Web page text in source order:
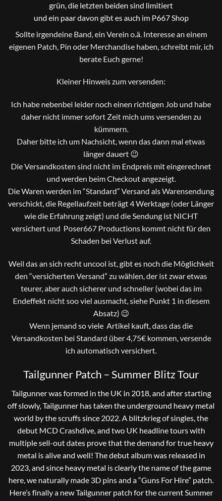
grün, die letzten beiden sind limitiert
und ein paar davon gibt es auch im P667 Shop
Sollte irgendeine Band, ein Verein o.ä. Interesse an einem
eigenen Patch, Pin oder Merchandise haben, schreibt mir, ich
berate Euch gerne!
Kleiner Hinweis zum versenden:
Ich habe nebenbei leider noch einen richtigen Job und habe
daher nicht immer sofort Zeit mich ums versenden zu
kümmern.
Daher bitte ich um Nachsicht, wenn das dann mal etwas
länger dauert 😉
Die Versandkosten sind nicht im Endpreis mit eingerechnet
und werden beim Checkout angezeigt.
Die Waren werden im “Standard” Versand als Warensendung
verschickt, die Regellaufzeit beträgt 4 Werktage (oder Länger
wie die Erfahrung zeigt) und die Sendung ist NICHT
versichert und Poser667 Productions kommt nicht für den
Schaden bei Verlust auf.
Weil das an sich recht uncool ist, gibt es noch die Möglichkeit
den “versicherten Versand” zu wählen, der ist zwar etwas
teurer, aber auch sicherer und schneller (wobei das im
Endeffekt nicht soo viel ausmacht, siehe Punkt 1 in diesem
Absatz) 😉
Wenn jemand so viele Artikel kauft, dass das die
Versandkosten bei Standard über 4,75€ kommen, versende
ich automatisch versichert.
Tailgunner Patch – Summer Blitz Tour
Tailgunner was formed in the UK in 2018, and after starting
off slowly, Tailgunner has taken the underground heavy metal
world by the scruffs since 2022. A blitzkrieg of singles, the
debut MCD Crashdive, and two UK headline tours with
multiple sell-out dates prove that the demand for true heavy
metal is alive and well! The debut album was released in
2023, and since heavy metal is clearly the name of the game
here, we naturally made 3D pins and a “Guns For Hire” patch.
Here’s finally a new Tailgunner patch for the current Summer